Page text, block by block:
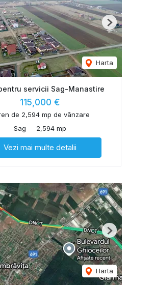
Harta
Next
servicii Sag-Manastire
115,000 €
de 2,594 mp de vânzare
Sag
2,594 mp
Vezi mai multe detalii
Harta
Next